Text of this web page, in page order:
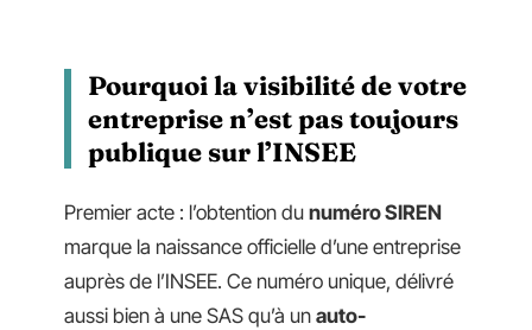
Pourquoi la visibilité de votre
entreprise n’est pas toujours
publique sur l’INSEE
Premier acte : l’obtention du numéro SIREN
marque la naissance officielle d’une entreprise
auprès de l’INSEE. Ce numéro unique, délivré
aussi bien à une SAS qu’à un auto-